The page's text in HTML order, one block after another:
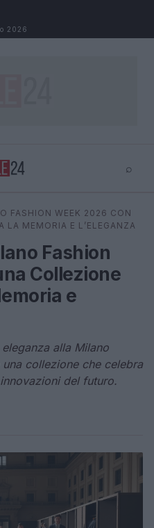
2026
⌕
⌕ ×
FASHION WEEK 2026 CON
LA MEMORIA E L’ELEGANZA
Fashion
Collezione
e
alla Milano
collezione che celebra
del futuro.